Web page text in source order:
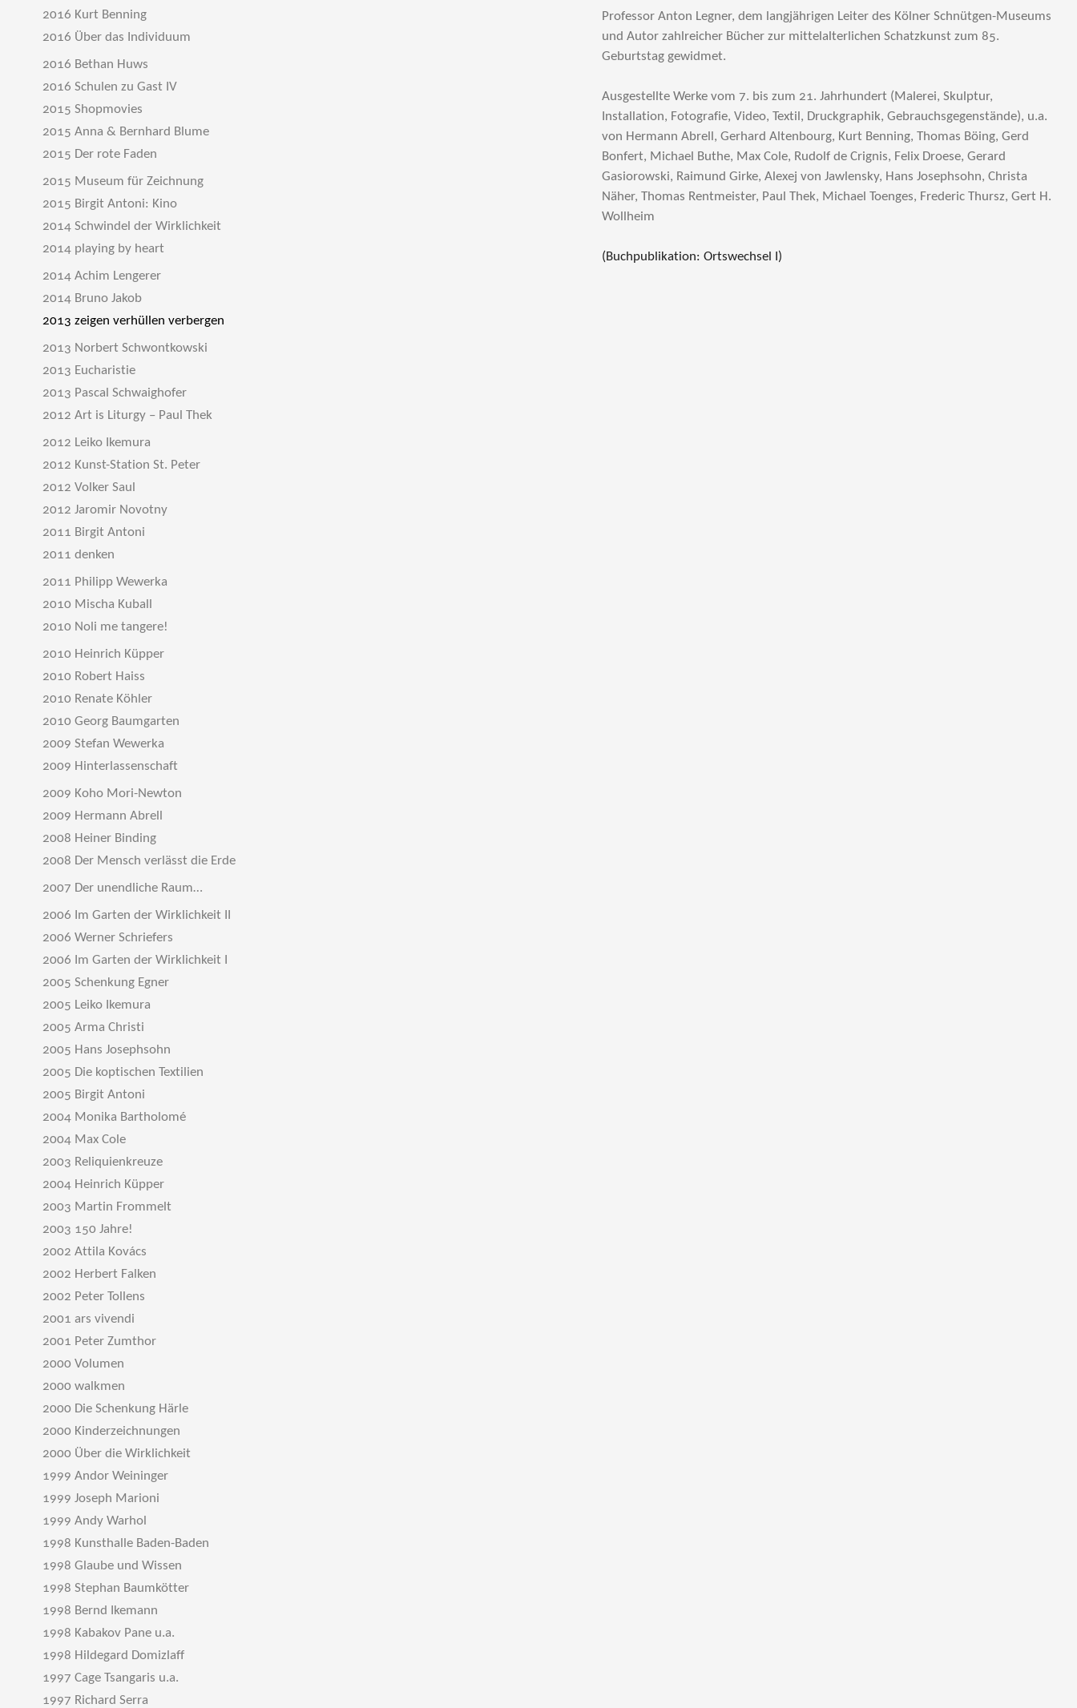
2016 Kurt Benning
2016 Über das Individuum
2016 Bethan Huws
2016 Schulen zu Gast IV
2015 Shopmovies
2015 Anna & Bernhard Blume
2015 Der rote Faden
2015 Museum für Zeichnung
2015 Birgit Antoni: Kino
2014 Schwindel der Wirklichkeit
2014 playing by heart
2014 Achim Lengerer
2014 Bruno Jakob
2013 zeigen verhüllen verbergen
2013 Norbert Schwontkowski
2013 Eucharistie
2013 Pascal Schwaighofer
2012 Art is Liturgy – Paul Thek
2012 Leiko Ikemura
2012 Kunst-Station St. Peter
2012 Volker Saul
2012 Jaromir Novotny
2011 Birgit Antoni
2011 denken
2011 Philipp Wewerka
2010 Mischa Kuball
2010 Noli me tangere!
2010 Heinrich Küpper
2010 Robert Haiss
2010 Renate Köhler
2010 Georg Baumgarten
2009 Stefan Wewerka
2009 Hinterlassenschaft
2009 Koho Mori-Newton
2009 Hermann Abrell
2008 Heiner Binding
2008 Der Mensch verlässt die Erde
2007 Der unendliche Raum…
2006 Im Garten der Wirklichkeit II
2006 Werner Schriefers
2006 Im Garten der Wirklichkeit I
2005 Schenkung Egner
2005 Leiko Ikemura
2005 Arma Christi
2005 Hans Josephsohn
2005 Die koptischen Textilien
2005 Birgit Antoni
2004 Monika Bartholomé
2004 Max Cole
2003 Reliquienkreuze
2004 Heinrich Küpper
2003 Martin Frommelt
2003 150 Jahre!
2002 Attila Kovács
2002 Herbert Falken
2002 Peter Tollens
2001 ars vivendi
2001 Peter Zumthor
2000 Volumen
2000 walkmen
2000 Die Schenkung Härle
2000 Kinderzeichnungen
2000 Über die Wirklichkeit
1999 Andor Weininger
1999 Joseph Marioni
1999 Andy Warhol
1998 Kunsthalle Baden-Baden
1998 Glaube und Wissen
1998 Stephan Baumkötter
1998 Bernd Ikemann
1998 Kabakov Pane u.a.
1998 Hildegard Domizlaff
1997 Cage Tsangaris u.a.
1997 Richard Serra
Professor Anton Legner, dem langjährigen Leiter des Kölner Schnütgen-Museums
und Autor zahlreicher Bücher zur mittelalterlichen Schatzkunst zum 85.
Geburtstag gewidmet.
Ausgestellte Werke vom 7. bis zum 21. Jahrhundert (Malerei, Skulptur,
Installation, Fotografie, Video, Textil, Druckgraphik, Gebrauchsgegenstände), u.a.
von Hermann Abrell, Gerhard Altenbourg, Kurt Benning, Thomas Böing, Gerd
Bonfert, Michael Buthe, Max Cole, Rudolf de Crignis, Felix Droese, Gerard
Gasiorowski, Raimund Girke, Alexej von Jawlensky, Hans Josephsohn, Christa
Näher, Thomas Rentmeister, Paul Thek, Michael Toenges, Frederic Thursz, Gert H.
Wollheim
(Buchpublikation: Ortswechsel I)